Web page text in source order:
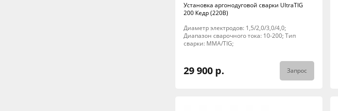
Установка аргонодуговой сварки UltraTIG
200 Кедр (220В)
Диаметр электродов: 1,5/2,0/3,0/4,0;
Диапазон сварочного тока: 10-200; Тип
сварки: MMA/TIG;
29 900 р. Запрос